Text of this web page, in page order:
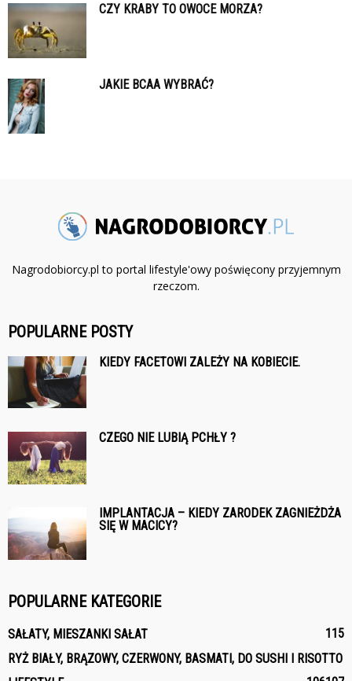
CZY KRABY TO OWOCE MORZA?
JAKIE BCAA WYBRAĆ?
Nagrodobiorcy.pl to portal lifestyle'owy poświęcony przyjemnym
rzeczom.
POPULARNE POSTY
KIEDY FACETOWI ZALEŻY NA KOBIECIE.
CZEGO NIE LUBIĄ PCHŁY ?
IMPLANTACJA – KIEDY ZARODEK ZAGNIEŻDŻA
SIĘ W MACICY?
POPULARNE KATEGORIE
SAŁATY, MIESZANKI SAŁAT
115
RYŻ BIAŁY, BRĄZOWY, CZERWONY, BASMATI, DO SUSHI I RISOTTO